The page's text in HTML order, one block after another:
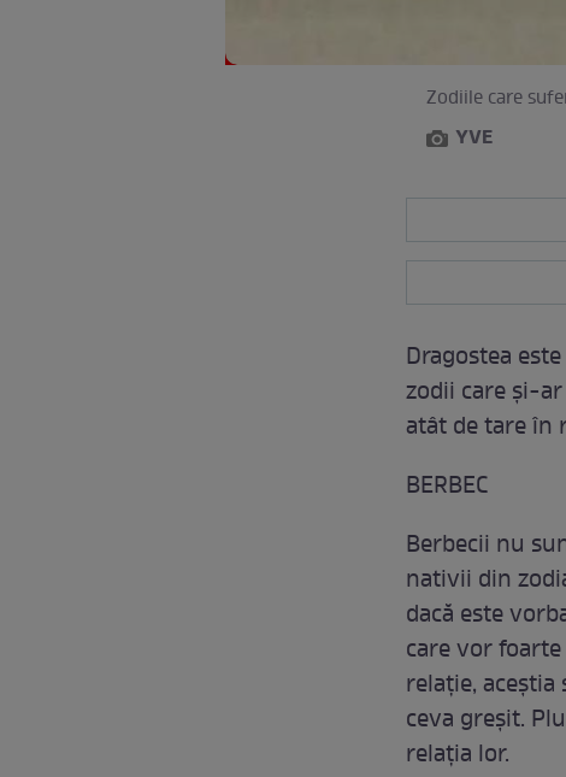
Zodiile care
YVE
Dragostea
zodii care și-
atât de tare în
BERBEC
Berbecii nu
nativii din
dacă este
care vor
relație,
ceva greșit.
relația lor.